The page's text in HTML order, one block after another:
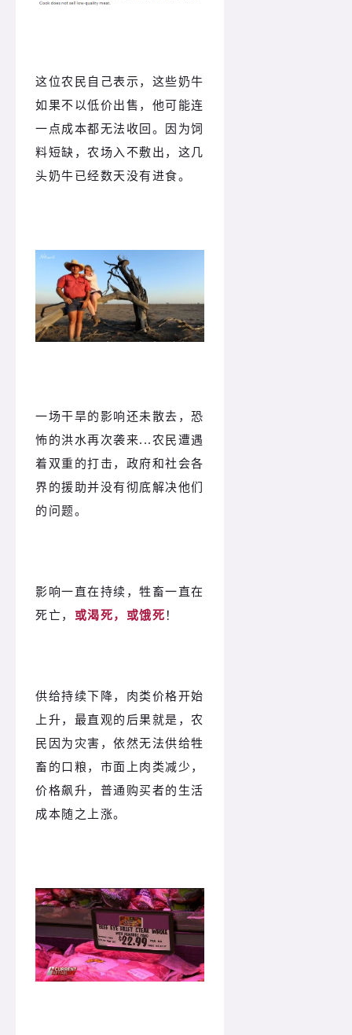
这位农民自己表示，这些奶牛
如果不以低价出售，他可能连
一点成本都无法收回。因为饲
料短缺，农场入不敷出，这几
头奶牛已经数天没有进食。
一场干旱的影响还未散去，恐
怖的洪水再次袭来...农民遭遇
着双重的打击，政府和社会各
界的援助并没有彻底解决他们
的问题。
影响一直在持续，牲畜一直在
死亡， 或渴死，或饿死 ！
供给持续下降，肉类价格开始
上升，最直观的后果就是，农
民因为灾害，依然无法供给牲
畜的口粮，市面上肉类减少，
价格飙升，普通购买者的生活
成本随之上涨。